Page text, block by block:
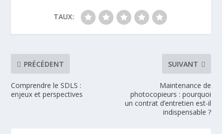
TAUX:
PRÉCÉDENT
Comprendre le SDLS :
enjeux et perspectives
SUIVANT
Maintenance de
photocopieurs : pourquoi
un contrat d’entretien est-il
indispensable ?